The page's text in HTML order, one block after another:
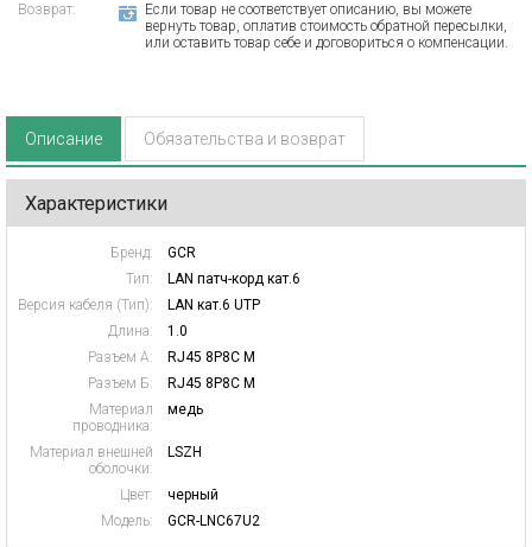
Возврат:
Если товар не соответствует описанию, вы можете
вернуть товар, оплатив стоимость обратной пересылки,
или оставить товар себе и договориться о компенсации.
Описание Обязательства и возврат
Характеристики
Бренд:
GCR
Тип:
LAN патч-корд кат.6
Версия кабеля (Тип):
LAN кат.6 UTP
Длина:
1.0
Разъем А:
RJ45 8P8C M
Разъем Б:
RJ45 8P8C M
Материал
проводника:
медь
Материал внешней
оболочки:
LSZH
Цвет:
черный
Модель:
GCR-LNC67U2